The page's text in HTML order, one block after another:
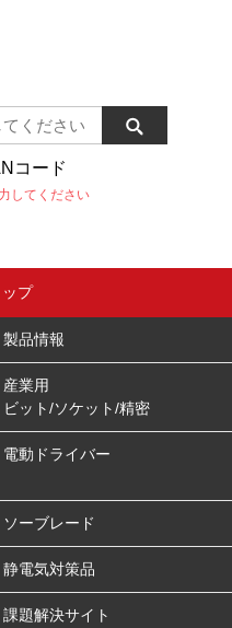
コード
してください
プ
製品情報
産業用
ビット/ソケット/精密
電動ドライバー
ソーブレード
静電気対策品
課題解決サイト